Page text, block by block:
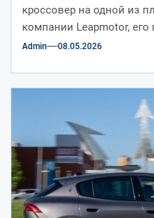
кроссовер на одной из
компании Leapmotor, его
2028 году...
Admin 08.05.2026